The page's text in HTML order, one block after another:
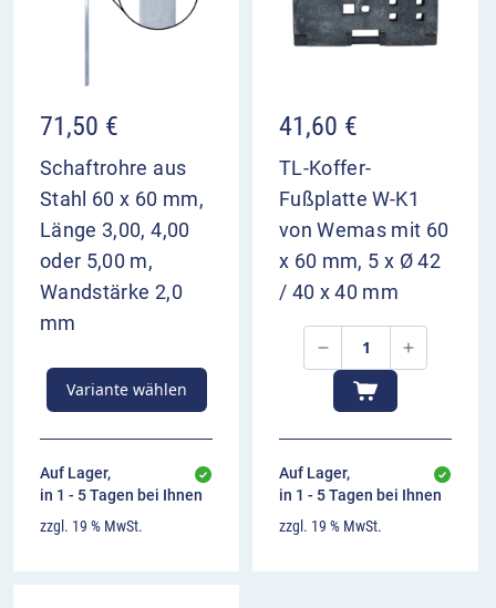
71,50 €
Schaftrohre aus
Stahl 60 x 60 mm,
Länge 3,00, 4,00
oder 5,00 m,
Wandstärke 2,0
mm
Variante wählen
Auf Lager,
in 1 - 5 Tagen bei Ihnen
zzgl. 19 % MwSt.
41,60 €
TL-Koffer-
Fußplatte W-K1
von Wemas mit 60
x 60 mm, 5 x Ø 42
/ 40 x 40 mm
Auf Lager,
in 1 - 5 Tagen bei Ihnen
zzgl. 19 % MwSt.